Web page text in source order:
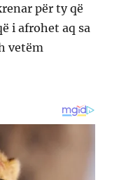
për ty që
i afrohet aq sa
vetëm